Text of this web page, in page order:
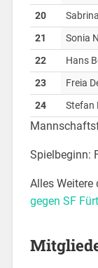
20
21
Sonia
22
Hans
23
Freia
24
Stefan
Spielbeginn:
Alles Weitere
gegen SF